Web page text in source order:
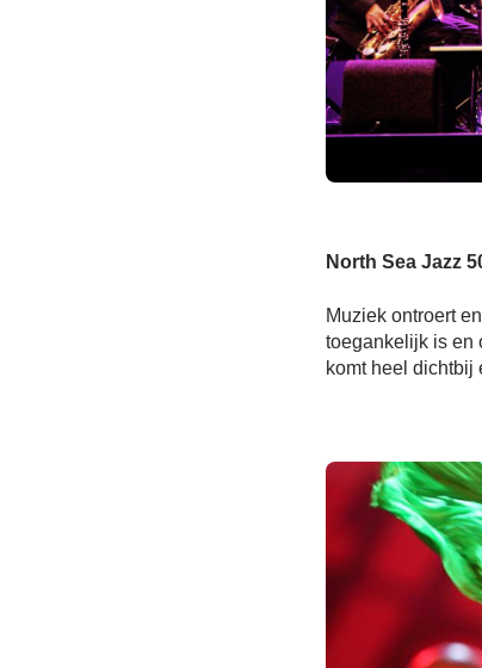
North Sea Jazz
Muziek ontroert
toegankelijk is en
komt heel dichtbij